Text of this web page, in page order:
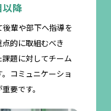
以降
輩や部下へ指導を
的に取組むべき
題に対してチーム
コミュニケーショ
要です。